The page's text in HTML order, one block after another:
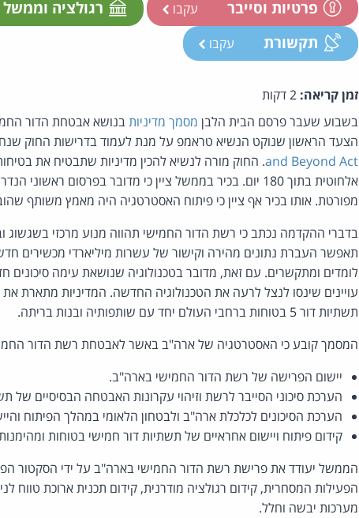
פרטיות וסייבר עקבו רגולציה וממשל
תקשורת עקבו
זמן קריאה:
בשבוע שעבר פרסם הבית הלבן מסמך מדיניות
הצעד הראשון שנוקט הנשיא טראמפ על מנת לעמוד בדרישות החוק
and Beyond Act. החוק מורה לנשיא להכין מדיניות שתבטיח את
אלחוטית בתוך 180 יום. בכיר בממשל ציין כי מדובר
מפורטת. אותו בכיר אף ציין כי פיתוח האסטרטגיה היה מאמץ משותף
תאפשר העברת נתונים מהירה וקישור של עשרות מיליארדי מכשירים
לומדים ומתקשרים. עם זאת, מדובר בטכנולוגיה שנושאת עימה סיכונים
עויינים שינסו לנצל לרעה את הטכנולוגיה החדשה. המדיניות מתארת את
תשתיות דור 5 בטוחות ברחבי העולם יחד עם שותפותיה ובנות בריתה.
המסמך קובע כי האסטרטגיה של ארה"ב באשר לאבטחת רשת הדור
יישום הפרישה של רשת הדור החמישי בארה"ב.
הערכת סיכוני הסייבר לרשת וזיהוי עקרונות האבטחה הבסיסיים של
הערכת הסיכונים לכלכלת ארה"ב ולבטחון הלאומי במהלך הפיתוח
קידום פיתוח ויישום אחראיים של תשתיות דור חמישי בטוחות
הממשל יעודד את פרישת רשת הדור החמישי בארה"ב על ידי הסקטור
הפעילות המסחרית, קידום רגולציה מודרנית, קידום תכנית ארוכת טווח
מערכות יבשה וחלל.